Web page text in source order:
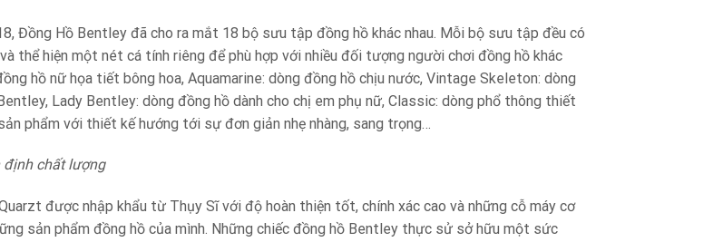
Đồng Hồ Bentley đã cho ra mắt 18 bộ sưu tập đồng hồ khác nhau. Mỗi bộ sưu tập đều có
thể hiện một nét cá tính riêng để phù hợp với nhiều đối tượng người chơi đồng hồ khác
hồ nữ họa tiết bông hoa, Aquamarine: dòng đồng hồ chịu nước, Vintage Skeleton: dòng
Lady Bentley: dòng đồng hồ dành cho chị em phụ nữ, Classic: dòng phổ thông thiết
phẩm với thiết kế hướng tới sự đơn giản nhẹ nhàng, sang trọng…
định chất lượng
được nhập khẩu từ Thụy Sĩ với độ hoàn thiện tốt, chính xác cao và những cỗ máy cơ
sản phẩm đồng hồ của mình. Những chiếc đồng hồ Bentley thực sử sở hữu một sức